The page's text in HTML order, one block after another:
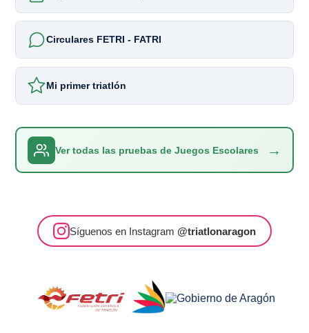
Circulares FETRI - FATRI
Mi primer triatlón
Ver todas las pruebas de Juegos Escolares →
Síguenos en Instagram @triatlonaragon